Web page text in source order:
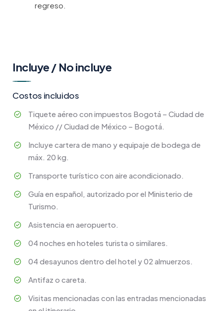
regreso.
Incluye / No incluye
Costos incluidos
Tiquete aéreo con impuestos Bogotá – Ciudad de
México // Ciudad de México – Bogotá.
Incluye cartera de mano y equipaje de bodega de
máx. 20 kg.
Transporte turístico con aire acondicionado.
Guía en español, autorizado por el Ministerio de
Turismo.
Asistencia en aeropuerto.
04 noches en hoteles turista o similares.
04 desayunos dentro del hotel y 02 almuerzos.
Antifaz o careta.
Visitas mencionadas con las entradas mencionadas